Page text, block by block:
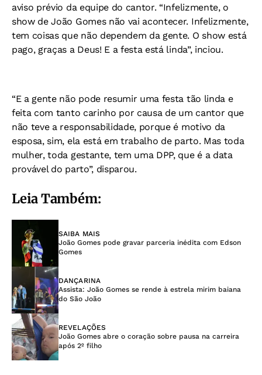
aviso prévio da equipe do cantor. “Infelizmente, o
show de João Gomes não vai acontecer. Infelizmente,
tem coisas que não dependem da gente. O show está
pago, graças a Deus! E a festa está linda”, inciou.
“E a gente não pode resumir uma festa tão linda e
feita com tanto carinho por causa de um cantor que
não teve a responsabilidade, porque é motivo da
esposa, sim, ela está em trabalho de parto. Mas toda
mulher, toda gestante, tem uma DPP, que é a data
provável do parto”, disparou.
Leia Também:
SAIBA MAIS
João Gomes pode gravar parceria inédita com Edson
Gomes
DANÇARINA
Assista: João Gomes se rende à estrela mirim baiana
do São João
REVELAÇÕES
João Gomes abre o coração sobre pausa na carreira
após 2º filho